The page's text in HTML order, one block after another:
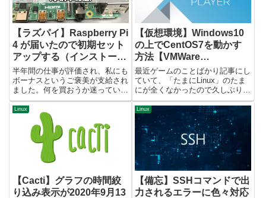
【ラズパイ】Raspberry Pi
4 が届いたので初期セット
アップする（インストール
準備まで）
半年間の仕事が評価され、私にも
ボーナスというご褒美が支給され
ました。何を買おうか迷っていた
のですが、最近自宅で使用してい
たファイルサーバ（という名のた
だのCentOSが入ったPC）がぶっ
壊れたのを思い出したので、ラズ
パイに外付けHDDを付け...
【仮想環境】Windows10
の上でCentOS7を動かす
方法【VMWare
Workstation Player】
最近ゲームのことばかり記事にし
ていて、「たまにLinux」のたま
にが全くなかったので久しぶりに
Linux記事を書いてみようと思い
ました。 目的私の職種は某企業
のシステムエンジニアなのです
が、Linux系サーバの運用が主な
業務です。んで、使っ...
Linux
【Cacti】グラフの時間絞
り込み表示が2020年9月13
Linux
【備忘】SSHコマンドで出
力されるエラーに色々対応